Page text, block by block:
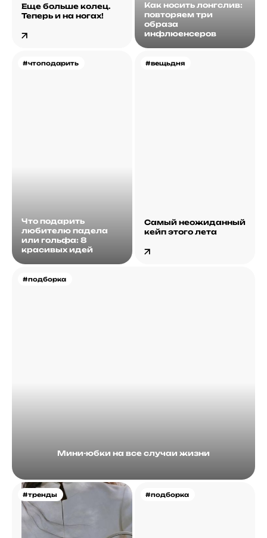
Еще больше колец.
Теперь и на ногах!
Как носить лонгслив:
повторяем три
образа
инфлюенсеров
#чтоподарить
Что подарить
любителю падела
или гольфа: 8
красивых идей
#подборка
Мини-юбки на все случаи жизни
#вещьдня
Самый неожиданный
кейп этого лета
#тренды #подборка